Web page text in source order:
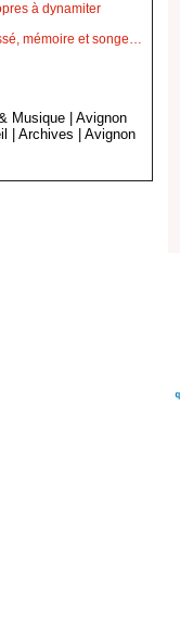
à dynamiter
mémoire et songe…
Musique |Avignon
|Archives |Avignon